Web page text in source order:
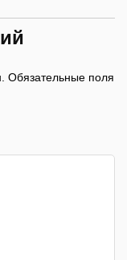
Обязательные поля